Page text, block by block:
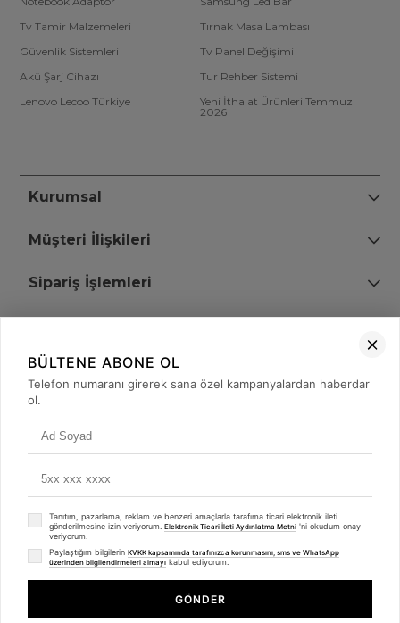
Tv Tamir Malzemeleri
Tırnak Masa Lambası
Güvenlik Sistemleri
Tv Panel Değişimi
Akü Şarj Cihazı
Tur Rehber Sistemi
Lenovo Lecoo Türkiye
Yeni İthalat Ürünleri Temmuz
2026
Kurumsal
Müşteri İlişkileri
Sipariş İşlemleri
+90 (850) 473 08 08
© 2008 - 2026merterelektronik.com
- Tüm Hakları Saklıdır. Kredi kartı bilgileriniz 256bit SSL sertifikası ile
Whatsapp
BÜLTENE ABONE OL
Telefon numaranı girerek sana özel kampanyalardan haberdar
ol.
Tanıtım, pazarlama, reklam ve benzeri amaçlarla tarafıma ticari elektronik ileti
gönderilmesine izin veriyorum. Elektronik Ticari İleti Aydınlatma Metni 'ni okudum onay
veriyorum.
Paylaştığım bilgilerin KVKK kapsamında tarafınızca korunmasını, sms ve WhatsApp
üzerinden bilgilendirmeleri almayı kabul ediyorum.
GÖNDER